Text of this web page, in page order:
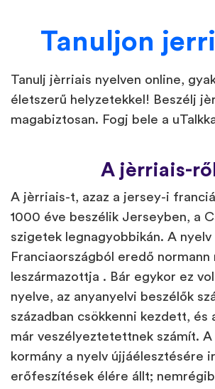
Tanuljon
Tanulj jèrriais nyelven online,
életszerű helyzetekkel! Beszélj
magabiztosan. Fogj bele a
A jèrriais-ről
A jèrriais-t, azaz a jersey-i
1000 éve beszélik Jerseyben, a
szigetek legnagyobbikán. A nyelv
Franciaországból eredő normann
leszármazottja . Bár egykor ez
nyelve, az anyanyelvi beszélők
században csökkenni kezdett, és
már veszélyeztetettnek számít.
kormány a nyelv újjáélesztésére
erőfeszítések élére állt;